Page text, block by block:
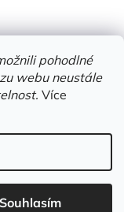
pohodlné
webu neustále
Více
Souhlasím
| Mělník. Všechna
cookies